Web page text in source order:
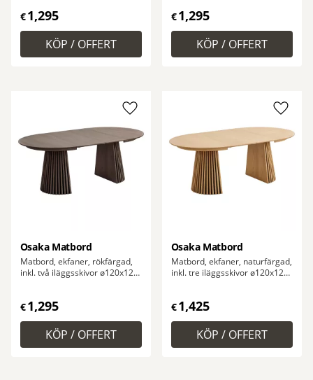
€1,295 €1,295
Osaka Matbord
Matbord, ekfaner, rökfärgad,
inkl. två iläggsskivor ø120x120-
€1,295
Lägg till i favoriter
Osaka Matbord
Matbord, ekfaner, naturfärgad,
inkl. tre iläggsskivor ø120x120-
€1,425
Lägg